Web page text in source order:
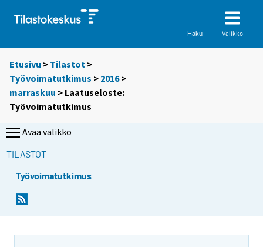
Haku Valikko
Etusivu > Tilastot >
Työvoimatutkimus > 2016>
marraskuu > Laatuseloste:
Työvoimatutkimus
Avaa valikko
TILASTOT
Työvoimatutkimus